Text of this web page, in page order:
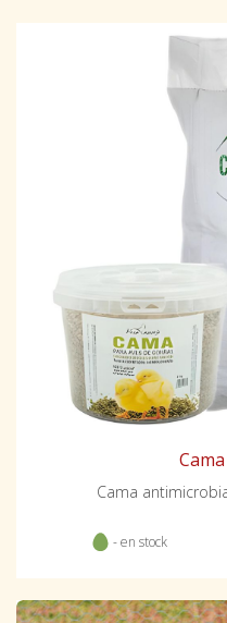
Cama
- en stock